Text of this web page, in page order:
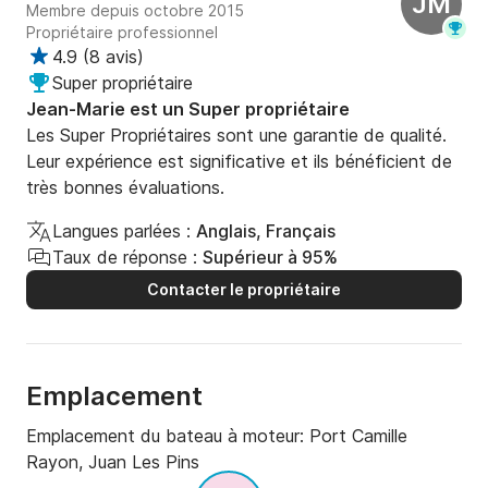
Système Audio : De haute qualité, pour une ambiance
musicale parfaite en mer.
Éclairage LED : Économique et efficace, créant une
ambiance chaleureuse.
Technologie de Navigation : Écran multifonctions et
commandes électroniques avancées, assurant une
navigation précise et sécurisée.
Pont en Teck : Pour un entretien facile et une allure
Performance et Motorisation
Mercury V10 de 400 chevaux chacun, garantissant
profond assure une excellente tenue de mer, même à
grande vitesse, offrant une expérience de navigation
sécurisée et confortable.
Membre depuis octobre 2015
Propriétaire professionnel
4.9 (8 avis)
Super propriétaire
Jean-Marie est un Super propriétaire
Les Super Propriétaires sont une garantie de qualité.
Leur expérience est significative et ils bénéficient de
très bonnes évaluations.
Langues parlées : Anglais, Français
Taux de réponse : Supérieur à 95%
Contacter le propriétaire
Emplacement
Emplacement du bateau à moteur: Port Camille
Rayon, Juan Les Pins